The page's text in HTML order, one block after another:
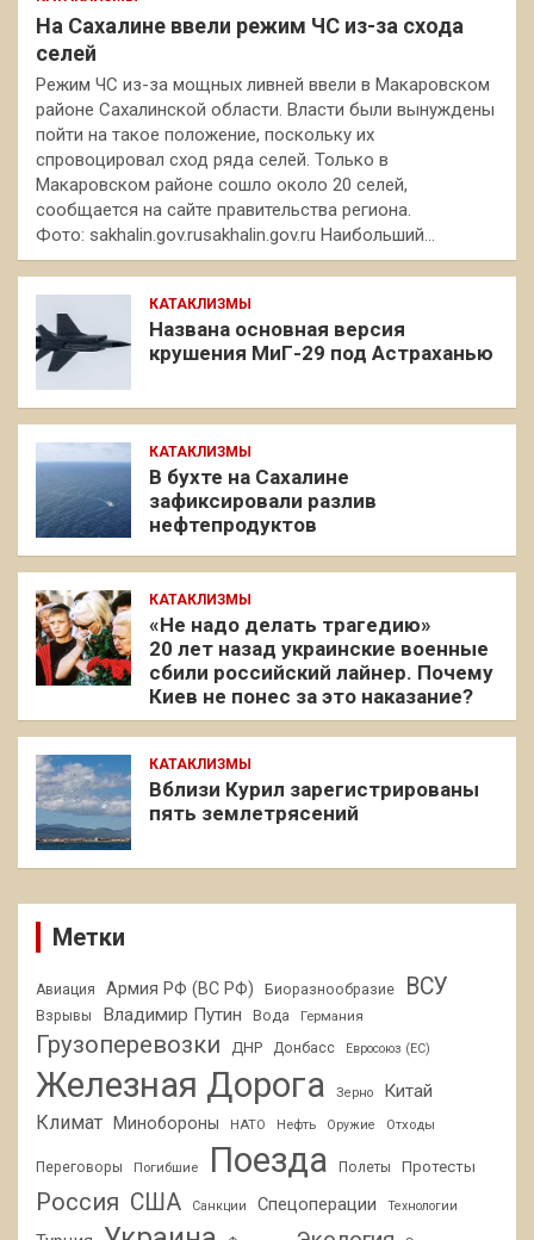
На Сахалине ввели режим ЧС из-за схода
селей
Режим ЧС из-за мощных ливней ввели в Макаровском
районе Сахалинской области. Власти были вынуждены
пойти на такое положение, поскольку их
спровоцировал сход ряда селей. Только в
Макаровском районе сошло около 20 селей,
сообщается на сайте правительства региона.
Фото: sakhalin.gov.rusakhalin.gov.ru Наибольший…
КАТАКЛИЗМЫ
Названа основная версия
крушения МиГ-29 под Астраханью
КАТАКЛИЗМЫ
В бухте на Сахалине
зафиксировали разлив
нефтепродуктов
КАТАКЛИЗМЫ
«Не надо делать трагедию»
20 лет назад украинские военные
сбили российский лайнер. Почему
Киев не понес за это наказание?
КАТАКЛИЗМЫ
Вблизи Курил зарегистрированы
пять землетрясений
Метки
Авиация Армия РФ (ВС РФ) Биоразнообразие ВСУ
Взрывы Владимир Путин Вода Германия
Грузоперевозки ДНР Донбасс Евросоюз (ЕС)
Железная Дорога Зерно Китай
Климат Минобороны НАТО Нефть Оружие Отходы
Переговоры Погибшие Поезда Полеты Протесты
Россия США Санкции Спецоперации Технологии